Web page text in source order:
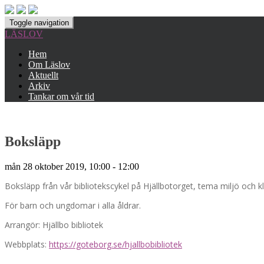
Toggle navigation
LÄSLOV
Hem
Om Läslov
Aktuellt
Arkiv
Tankar om vår tid
Boksläpp
mån 28 oktober 2019, 10:00 - 12:00
Boksläpp från vår bibliotekscykel på Hjällbotorget, tema miljö och
För barn och ungdomar i alla åldrar.
Arrangör: Hjällbo bibliotek
Webbplats: https://goteborg.se/hjallbobibliotek